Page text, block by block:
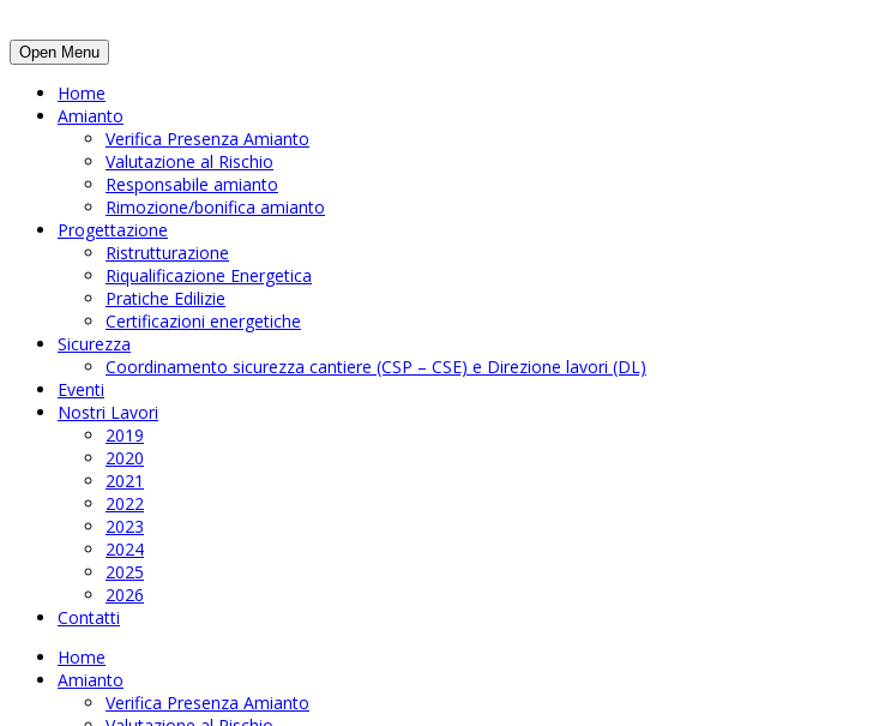
Open Menu
Home
Amianto
Verifica Presenza Amianto
Valutazione al Rischio
Responsabile amianto
Rimozione/bonifica amianto
Progettazione
Ristrutturazione
Riqualificazione Energetica
Pratiche Edilizie
Certificazioni energetiche
Sicurezza
Coordinamento sicurezza cantiere (CSP – CSE) e Direzione lavori (DL)
Eventi
Nostri Lavori
2019
2020
2021
2022
2023
2024
2025
2026
Contatti
Home
Amianto
Verifica Presenza Amianto